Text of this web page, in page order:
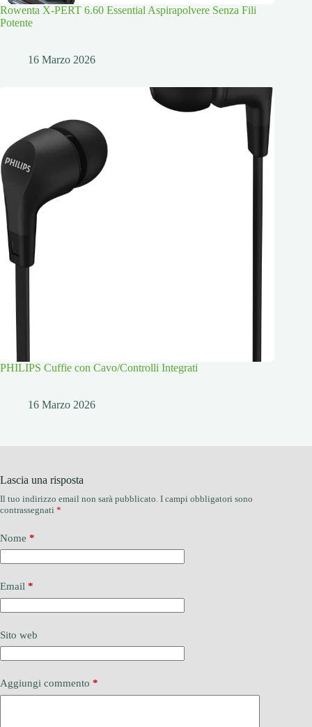
Rowenta X-PERT 6.60 Essential Aspirapolvere Senza Fili
Potente
16 Marzo 2026
PHILIPS Cuffie con Cavo/Controlli Integrati
16 Marzo 2026
Lascia una risposta
Il tuo indirizzo email non sarà pubblicato. I campi obbligatori sono
contrassegnati *
Nome *
Email *
Sito web
Aggiungi commento *